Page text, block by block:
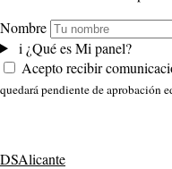
Nombre
i ¿Qué es Mi panel?
Acepto recibir
quedará pendiente de aprobación
DSAlicante